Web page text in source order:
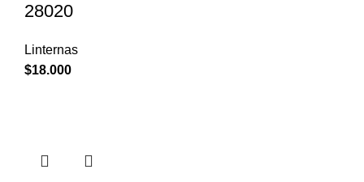
28020
Linternas
$18.000